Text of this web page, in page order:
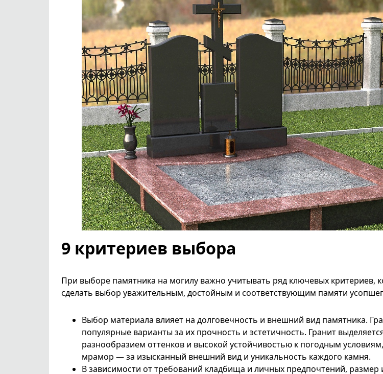
9 критериев выбора
При выборе памятника на могилу важно учитывать ряд ключевых критериев,
сделать выбор уважительным, достойным и соответствующим памяти
Выбор материала влияет на долговечность и внешний вид памятника.
популярные варианты за их прочность и эстетичность. Гранит
разнообразием оттенков и высокой устойчивостью к погодным
мрамор — за изысканный внешний вид и уникальность каждого камня.
В зависимости от требований кладбища и личных предпочтений,